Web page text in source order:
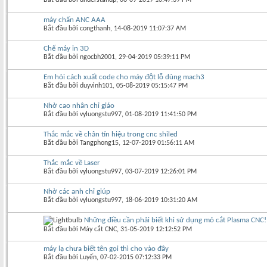
máy chấn ANC AAA
Bắt đầu bởi congthanh‎, 14-08-2019 11:07:37 AM
Chế máy in 3D
Bắt đầu bởi ngocbh2001‎, 29-04-2019 05:39:11 PM
Em hỏi cách xuất code cho máy đột lỗ dùng mach3
Bắt đầu bởi duyvinh101‎, 05-08-2019 05:15:47 PM
Nhờ cao nhân chỉ giáo
Bắt đầu bởi vyluongstu997‎, 01-08-2019 11:41:50 PM
Thắc mắc về chân tín hiệu trong cnc shiled
Bắt đầu bởi Tangphong15‎, 12-07-2019 01:56:11 AM
Thắc mắc về Laser
Bắt đầu bởi vyluongstu997‎, 03-07-2019 12:26:01 PM
Nhờ các anh chỉ giúp
Bắt đầu bởi vyluongstu997‎, 18-06-2019 10:31:20 AM
Những điều cần phải biết khi sử dụng mỏ cắt Plasma
Bắt đầu bởi Máy cắt CNC‎, 31-05-2019 12:12:52 PM
máy lạ chưa biết tên gọi thì cho vào đây
Bắt đầu bởi Luyến‎, 07-02-2015 07:12:33 PM